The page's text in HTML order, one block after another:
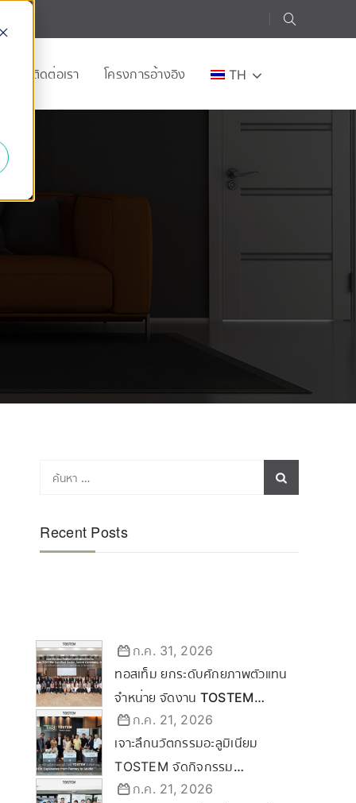
ติดต่อเรา โครงการอ้างอิง TH
Recent Posts
ก.ค. 31, 2026
ทอสเท็ม ยกระดับศักยภาพตัวแทน
จำหน่าย จัดงาน TOSTEM
Certified Dealer Ceremony
2569 ขับเคลื่อนกลยุทธ์ลุยตลาด
Commercial & Renovation
ก.ค. 21, 2026
เจาะลึกนวัตกรรมอะลูมิเนียม
TOSTEM จัดกิจกรรม
“TOSTEM Experience from
ก.ค. 21, 2026